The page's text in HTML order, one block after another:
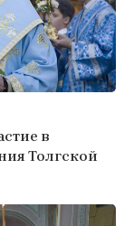
в
Толгской